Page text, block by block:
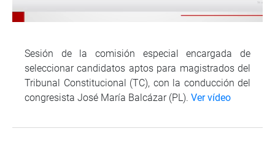
Sesión de la comisión especial encargada de
seleccionar candidatos aptos para magistrados del
Tribunal Constitucional (TC), con la conducción del
congresista José María Balcázar (PL). Ver vídeo